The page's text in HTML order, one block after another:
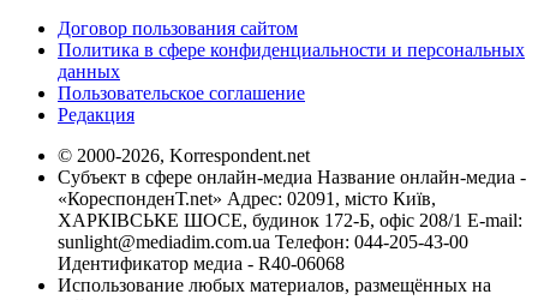
Договор пользования сайтом
Политика в сфере конфиденциальности и персональных
данных
Пользовательское соглашение
Редакция
© 2000-2026, Korrespondent.net
Субъект в сфере онлайн-медиа Название онлайн-медиа -
«КореспонденТ.net» Адрес: 02091, місто Київ,
ХАРКІВСЬКЕ ШОСЕ, будинок 172-Б, офіс 208/1 E-mail:
sunlight@mediadim.com.ua Телефон: 044-205-43-00
Идентификатор медиа - R40-06068
Использование любых материалов, размещённых на